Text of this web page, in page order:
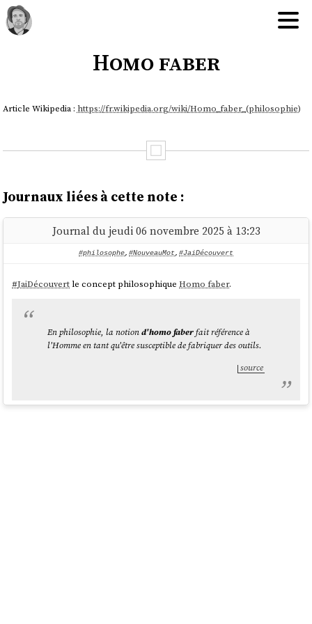
Homo faber
Article Wikipedia : https://fr.wikipedia.org/wiki/Homo_faber_(philosophie)
Journaux liées à cette note :
Journal du jeudi 06 novembre 2025 à 13:23
#philosophe, #NouveauMot, #JaiDécouvert
#JaiDécouvertle concept philosophiqueHomo faber.
En philosophie, la notiond'homo faberfait référence à
l'Homme en tant qu'être susceptible de fabriquer des outils.
source